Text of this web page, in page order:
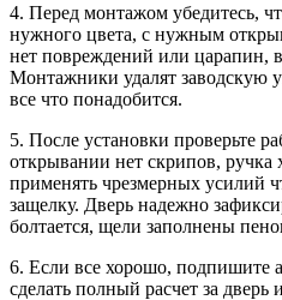
4. Перед монтажом убедитесь,
нужного цвета, с нужным
нет повреждений или царапин,
Монтажники удалят заводскую
все что понадобится.
5. После установки проверьте
открывании нет скрипов,
применять чрезмерных усилий
защелку. Дверь надежно
болтается, щели заполнены
6. Если все хорошо, подпишите
сделать полный расчет за дверь